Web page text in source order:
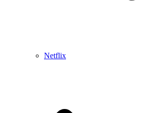
Netflix